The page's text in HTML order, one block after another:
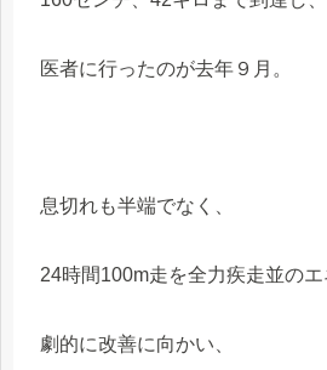
医者に行ったのが去年９月。
息切れも半端でなく、
24時間100m走を全力疾走並のエ
劇的に改善に向かい、